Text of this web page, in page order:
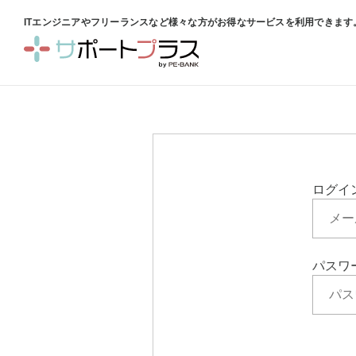
ITエンジニアやフリーランスなど様々な方がお得なサービスを利用できます
ログイ
パスワ